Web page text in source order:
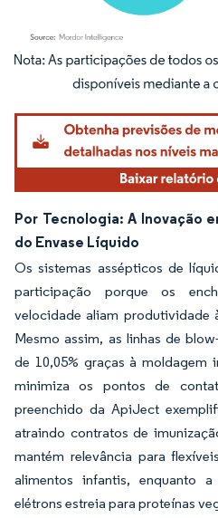
Imagem © Mordor Intelligence. O reuso
Por Tecnologia: A Inovação
do Envase Líquido
Os sistemas assépticos de
participação porque os
velocidade aliam produtividade
Mesmo assim, as linhas de
de 10,05% graças à moldagem
minimiza os pontos de
preenchido da ApiJect
atraindo contratos de
mantém relevância para
alimentos infantis, enquanto
elétrons estreia para proteínas